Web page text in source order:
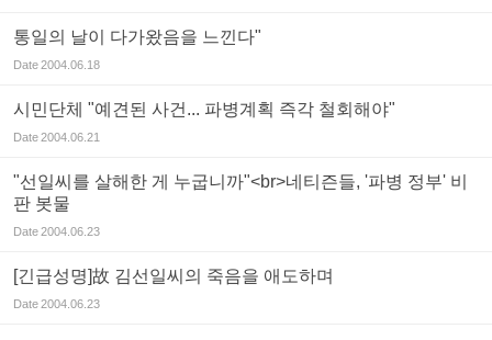
통일의 날이 다가왔음을 느낀다"
Date2004.06.18
시민단체 "예견된 사건... 파병계획 즉각 철회해야"
Date2004.06.21
"선일씨를 살해한 게 누굽니까"<br>네티즌들, '파병 정부' 비
판 봇물
Date2004.06.23
[긴급성명]故 김선일씨의 죽음을 애도하며
Date2004.06.23